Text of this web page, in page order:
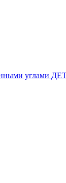
углами